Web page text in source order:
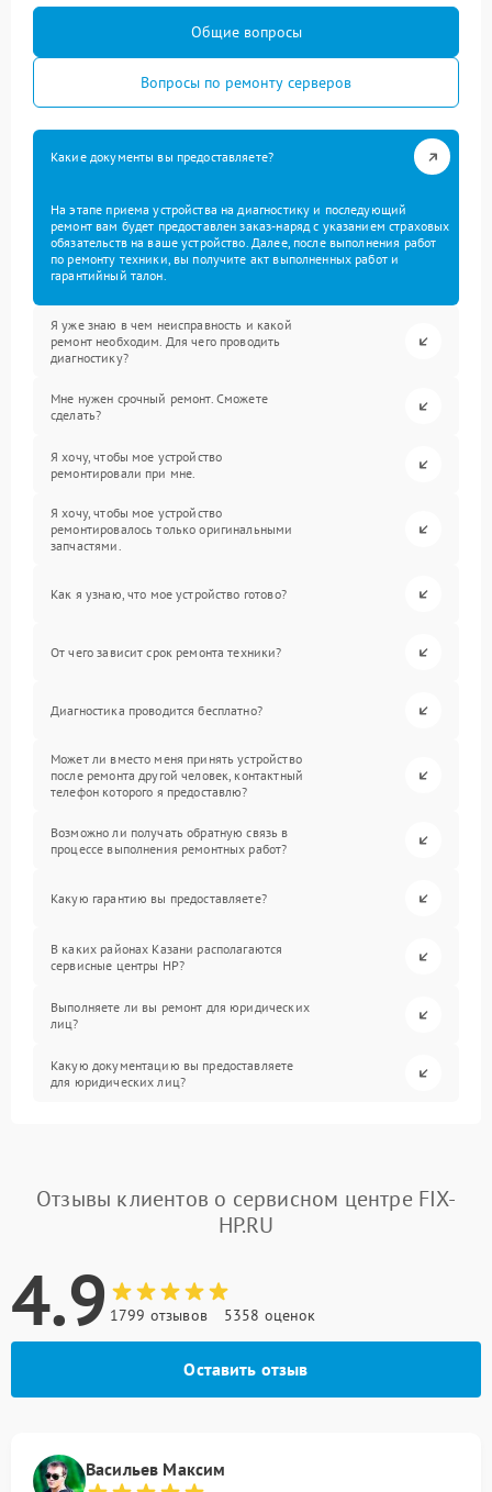
Общие вопросы
Вопросы по ремонту серверов
Какие документы вы предоставляете?
На этапе приема устройства на диагностику и последующий
ремонт вам будет предоставлен заказ-наряд с указанием страховых
обязательств на ваше устройство. Далее, после выполнения работ
по ремонту техники, вы получите акт выполненных работ и
гарантийный талон.
Я уже знаю в чем неисправность и какой
ремонт необходим. Для чего проводить
диагностику?
Мне нужен срочный ремонт. Сможете
сделать?
Я хочу, чтобы мое устройство
ремонтировали при мне.
Я хочу, чтобы мое устройство
ремонтировалось только оригинальными
запчастями.
Как я узнаю, что мое устройство готово?
От чего зависит срок ремонта техники?
Диагностика проводится бесплатно?
Может ли вместо меня принять устройство
после ремонта другой человек, контактный
телефон которого я предоставлю?
Возможно ли получать обратную связь в
процессе выполнения ремонтных работ?
Какую гарантию вы предоставляете?
В каких районах Казани располагаются
сервисные центры HP?
Выполняете ли вы ремонт для юридических
лиц?
Какую документацию вы предоставляете
для юридических лиц?
Отзывы клиентов о сервисном центре FIX-
HP.RU
4.9 1799 отзывов 5358 оценок
Оставить отзыв
Васильев Максим